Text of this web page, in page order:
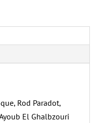
Rod Paradot,
El Ghalbzouri